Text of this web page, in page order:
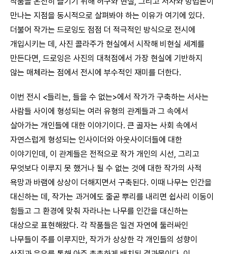
만나는 지점을 동시적으로 살펴봐야 하는 이유가 여기에 있다.
더불어 작가는 드로잉도 점점 더 적극적인 방식으로 전시에
개입시키는 데, 사진 콜라주가 현실에서 시작해 비현실 세계를
만든다면, 드로잉은 사진의 대척점에서 가장 현실에 기반하지
않는 매체라는 점에서 전시에 부수적인 재미를 더한다.
이번 전시 <들리는, 들을 수 없는>에서 작가가 구축하는 서사는
사람들 사이에 형성되는 여러 유형의 관계들과 그 속에서
살아가는 개인들에 대한 이야기이다. 큰 골자는 사회 속에서
자연스럽게 형성되는 인사이더와 아웃사이더들에 대한
이야기인데, 이 관계들은 전적으로 작가 개인의 시선, 그리고
무엇보다 이루지 못 했거나 될 수 없는 것에 대한 작가의 사적
욕망과 바램에 상상이 더해지면서 구축된다. 이때 나무는 인간을
대신하는 데, 작가는 과거에도 줄곧 뿌리를 내리면 쉽사리 이동이
힘들고 그 환경에 맞춰 자라나는 나무를 인간을 대신하는
대상으로 표현해왔다. 각 작품들은 일견 자연에 둘러싸인
나무들이 주를 이루지만, 작가가 상상한 각 개인들의 성향이